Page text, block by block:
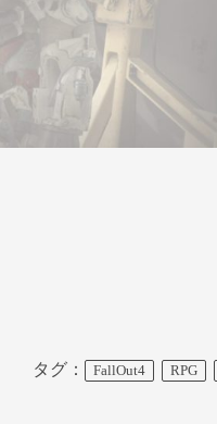
タグ： FallOut4 RPG